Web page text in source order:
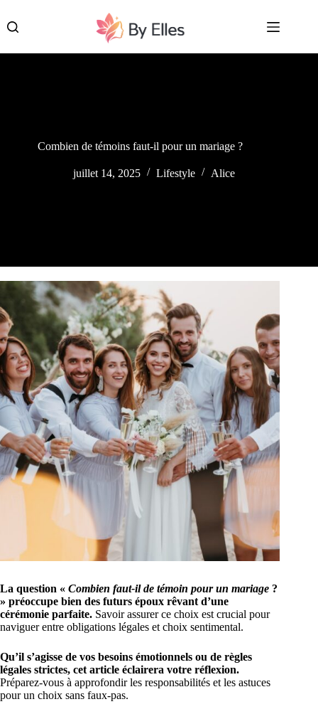
contenu
Combien de témoins faut-il pour un mariage ?
juillet 14, 2025 Lifestyle Alice
La question « Combien faut-il de témoin pour un mariage ?
» préoccupe bien des futurs époux rêvant d’une
cérémonie parfaite. Savoir assurer ce choix est crucial pour
naviguer entre obligations légales et choix sentimental.
Qu’il s’agisse de vos besoins émotionnels ou de règles
légales strictes, cet article éclairera votre réflexion.
Préparez-vous à approfondir les responsabilités et les astuces
pour un choix sans faux-pas.